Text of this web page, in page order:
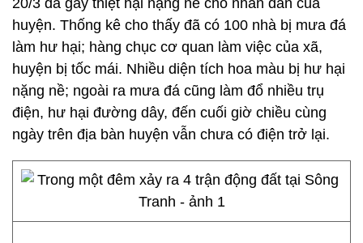
20/3 đã gây thiệt hại nặng nề cho nhân dân của
huyện. Thống kê cho thấy đã có 100 nhà bị mưa đá
làm hư hại; hàng chục cơ quan làm việc của xã,
huyện bị tốc mái. Nhiều diện tích hoa màu bị hư hại
nặng nề; ngoài ra mưa đá cũng làm đổ nhiều trụ
điện, hư hại đường dây, đến cuối giờ chiều cùng
ngày trên địa bàn huyện vẫn chưa có điện trở lại.